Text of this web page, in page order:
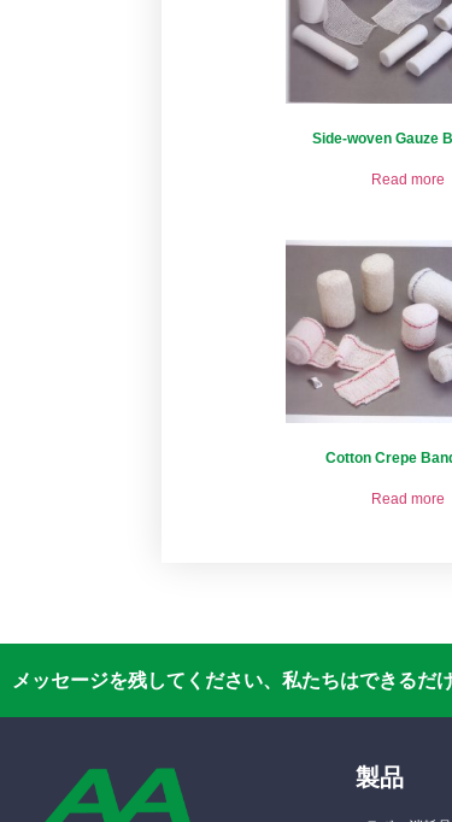
Side-woven Gauze
Read more
Cotton Crepe
Read more
メッセージを残してください、私たちはできるだ
製品